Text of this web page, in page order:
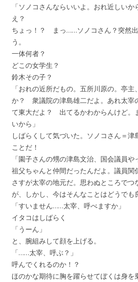
「ソノコさんならいいよ。おれ近しいか
え？
ちょっ！？ まっ……ソノコさん？突然
う。
一体何者？
どこの女学生？
鈴木その子？
「おれの近所だもの。五所川原の。亭主
か？ 衆議院の津島雄二だよ。あれ太宰
て東大だよ？ 出てるかわからんけど。
いから」
しばらくして気づいた。ソノコさん＝
ことだ！
「園子さんの甥の津島文治、国会議員
祖父ちゃんと仲間だったんだよ。議員関
さすが太宰の地元だ。思わぬところでつ
が、しかし、今はそんなことはどうでも
「すいません……太宰、呼べますか」
イタコはしばらく
「うーん」
と、腕組みして顔を上げる。
「……太宰、呼ぶ？」
呼んでくれるのか！？
ほのかな期待に胸を躍らせてぼくは身を